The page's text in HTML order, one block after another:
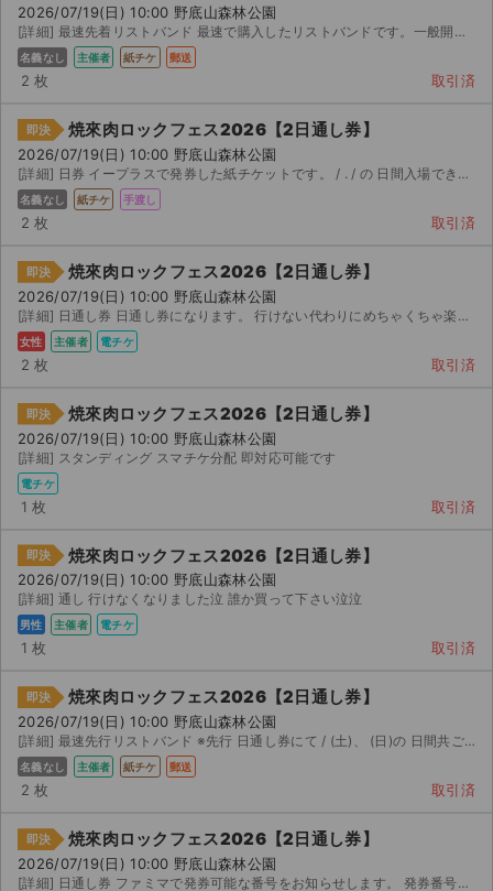
2026/07/19(日) 10:00 野底山森林公園
[詳細] 最速先着リストバンド 最速で購入したリストバンドです。一般開場 分前よりは入れる特典付きのリ...
名義なし 主催者 紙チケ 郵送
2 枚 取引済
即決 焼來肉ロックフェス2026【2日通し券】
2026/07/19(日) 10:00 野底山森林公園
[詳細] 日券 イープラスで発券した紙チケットです。 / . / の 日間入場できるチケットです...
名義なし 紙チケ 手渡し
2 枚 取引済
即決 焼來肉ロックフェス2026【2日通し券】
2026/07/19(日) 10:00 野底山森林公園
[詳細] 日通し券 日通し券になります。 行けない代わりにめちゃくちゃ楽しんで来て頂ける方にお譲り...
女性 主催者 電チケ
2 枚 取引済
即決 焼來肉ロックフェス2026【2日通し券】
2026/07/19(日) 10:00 野底山森林公園
[詳細] スタンディング スマチケ分配 即対応可能です
電チケ
1 枚 取引済
即決 焼來肉ロックフェス2026【2日通し券】
2026/07/19(日) 10:00 野底山森林公園
[詳細] 通し 行けなくなりました泣 誰か買って下さい泣泣
男性 主催者 電チケ
1 枚 取引済
即決 焼來肉ロックフェス2026【2日通し券】
2026/07/19(日) 10:00 野底山森林公園
[詳細] 最速先行リストバンド ※先行 日通し券にて / (土)、 (日)の 日間共ご覧になれます。...
名義なし 主催者 紙チケ 郵送
2 枚 取引済
即決 焼來肉ロックフェス2026【2日通し券】
2026/07/19(日) 10:00 野底山森林公園
[詳細] 日通し券 ファミマで発券可能な番号をお知らせします。 発券番号お知らせ後 日以内に発券、受...